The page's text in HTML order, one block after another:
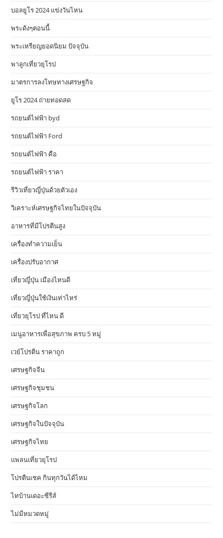
บอลยูโร 2024 แข่งวันไหน
พระดังๆตอนนี้
พระเหรียญยอดนิยม ปัจจุบัน
พาลูกเที่ยวยุโรป
มาตรการลงโทษทางเศรษฐกิจ
ยูโร 2024 ถ่ายทอดสด
รถยนต์ไฟฟ้า byd
รถยนต์ไฟฟ้า Ford
รถยนต์ไฟฟ้า คือ
รถยนต์ไฟฟ้า ราคา
รีวิวเที่ยวญี่ปุ่นด้วยตัวเอง
วิเคราะห์เศรษฐกิจไทยในปัจจุบัน
อาหารที่มีโปรตีนสูง
เครื่องทำความเย็น
เครื่องปรับอากาศ
เที่ยวญี่ปุ่น เมืองไหนดี
เที่ยวญี่ปุ่นใช้เงินเท่าไหร่
เที่ยวยุโรป ที่ไหน ดี
เมนูอาหารเพื่อสุขภาพ ครบ 5 หมู่
เวย์โปรตีน ราคาถูก
เศรษฐกิจจีน
เศรษฐกิจชุมชน
เศรษฐกิจโลก
เศรษฐกิจในปัจจุบัน
เศรษฐกิจไทย
แพลนเที่ยวยุโรป
โปรตีนเชค กินทุกวันได้ไหม
ไทบ้านเดอะซีรีส์
ไม่มีหมวดหมู่